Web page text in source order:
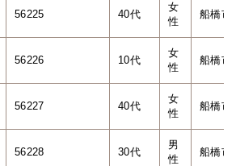
56225 40代
女
性
船橋市
56226 10代
女
性
船橋市
56227 40代
女
性
船橋市
56228 30代
男
性
船橋市